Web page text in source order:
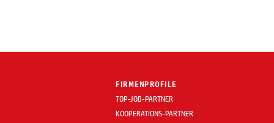
FIRMENPROFILE
TOP-JOB-PARTNER
KOOPERATIONS-PARTNER